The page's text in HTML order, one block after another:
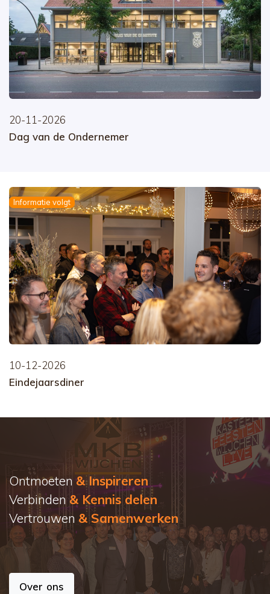
20-11-2026
Dag van de Ondernemer
Informatie volgt
10-12-2026
Eindejaarsdiner
Ontmoeten & Inspireren
Verbinden & Kennis delen
Vertrouwen & Samenwerken
Over ons